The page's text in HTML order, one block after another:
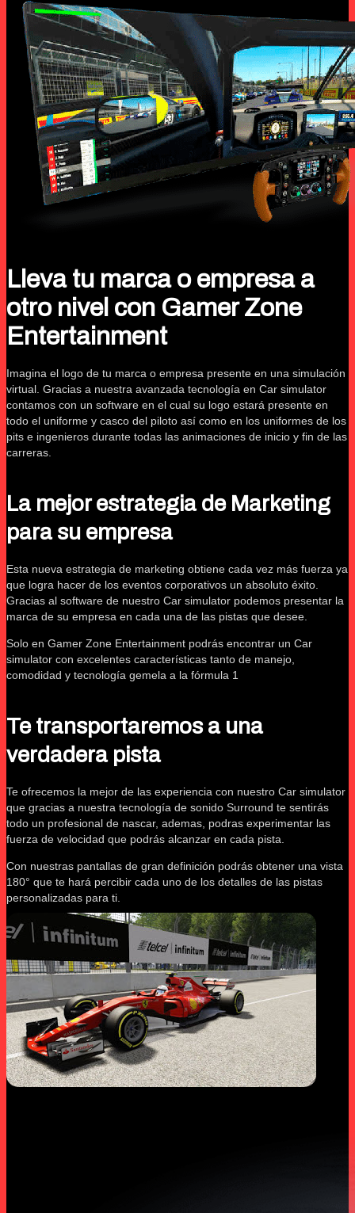
Lleva tu marca o empresa a
otro nivel con Gamer Zone
Entertainment
Imagina el logo de tu marca o empresa presente en una simulación
virtual. Gracias a nuestra avanzada tecnología en Car simulator
contamos con un software en el cual su logo estará presente en
todo el uniforme y casco del piloto así como en los uniformes de los
pits e ingenieros durante todas las animaciones de inicio y fin de las
carreras.
La mejor estrategia de Marketing
para su empresa
Esta nueva estrategia de marketing obtiene cada vez más fuerza ya
que logra hacer de los eventos corporativos un absoluto éxito.
Gracias al software de nuestro Car simulator podemos presentar la
marca de su empresa en cada una de las pistas que desee.
Solo en Gamer Zone Entertainment podrás encontrar un Car
simulator con excelentes características tanto de manejo,
comodidad y tecnología gemela a la fórmula 1
Te transportaremos a una
verdadera pista
Te ofrecemos la mejor de las experiencia con nuestro Car simulator
que gracias a nuestra tecnología de sonido Surround te sentirás
todo un profesional de nascar, ademas, podras experimentar las
fuerza de velocidad que podrás alcanzar en cada pista.
Con nuestras pantallas de gran definición podrás obtener una vista
180° que te hará percibir cada uno de los detalles de las pistas
personalizadas para ti.